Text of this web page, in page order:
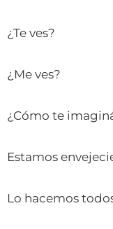
¿Te ves?
¿Me ves?
¿Cómo te
Estamos
Lo hacemos